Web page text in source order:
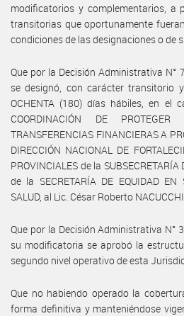
modificatorios y complementarios, a
transitorias que oportunamente
condiciones de las designaciones o de
Que por la Decisión Administrativa N°
se designó, con carácter transitorio
OCHENTA (180) días hábiles, en el
COORDINACIÓN DE
TRANSFERENCIAS FINANCIERAS A
DIRECCIÓN NACIONAL DE
PROVINCIALES de la SUBSECRETARÍA
de la SECRETARÍA DE EQUIDAD EN
SALUD, al Lic. César Roberto
Que por la Decisión Administrativa N°
su modificatoria se aprobó la
segundo nivel operativo de esta
Que no habiendo operado la
forma definitiva y manteniéndose